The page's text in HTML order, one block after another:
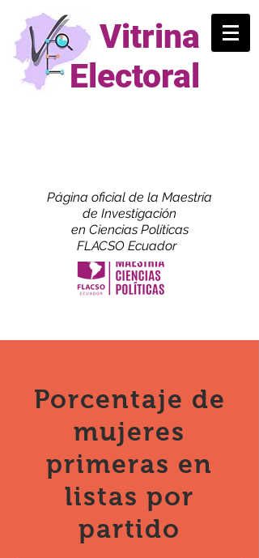
Vitrina
Electoral
Página oficial de la Maestría
de Investigación
en Ciencias Políticas
FLACSO Ecuador
Porcentaje de
mujeres
primeras en
listas por
partido